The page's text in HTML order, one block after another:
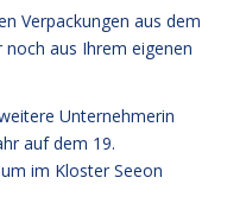
Verpackungen aus dem
aus Ihrem eigenen
Unternehmerin
auf dem 19.
im Kloster Seeon